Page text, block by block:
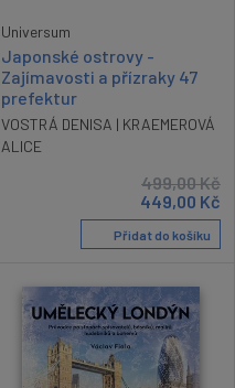
Universum
Japonské ostrovy -
Zajímavosti a přízraky 47
prefektur
VOSTRÁ DENISA | KRAEMEROVÁ
ALICE
499,00Kč
449,00 Kč
Přidat do košíku